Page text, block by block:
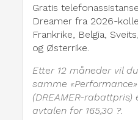
Gratis
Dreamer fra 2026-
Frankrike, Belgia,
og Østerrike.
Etter 12 måneder vil
samme
(DREAMER-
avtalen for 165,30 ?.